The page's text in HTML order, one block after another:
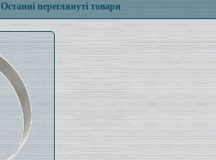
Останні переглянуті товари